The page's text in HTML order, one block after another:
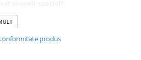
cu grijă pentru a păstra autenticitatea locului.
"Greetings from Brasov"
produs